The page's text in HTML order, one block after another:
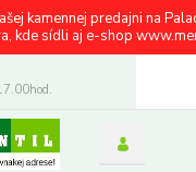
kamennej predajni na
kde sídli aj e-shop